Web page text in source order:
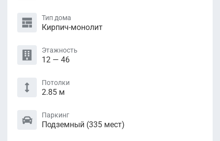
Тип дома
Кирпич-монолит
Этажность
12 — 46
Потолки
2.85 м
Паркинг
Подземный (335 мест)